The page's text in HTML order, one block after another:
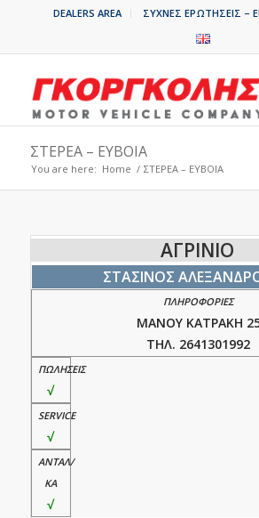
DEALERS AREA ΣΥΧΝΕΣ ΕΡΩΤΗΣΕΙΣ –
ΣΤΕΡΕΑ – ΕΥΒΟΙΑ
You are here: Home / ΣΤΕΡΕΑ – ΕΥΒΟΙΑ
ΑΓΡΙΝΙΟ
ΣΤΑΣΙΝΟΣ
ΜΑΝΟΥ ΚΑΤΡΑΚΗ
ΤΗΛ. 2641301992
√
√
√